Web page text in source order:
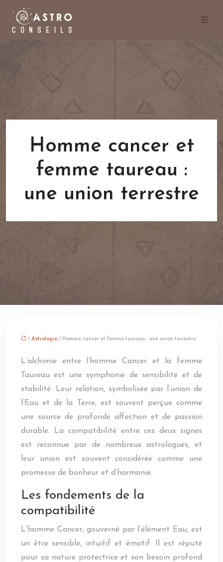
Homme cancer et
femme taureau :
une union terrestre
/ Astrologie / Homme cancer et femme taureau : une union terrestre
L’alchimie entre l’homme Cancer et la femme
Taureau est une symphonie de sensibilité et de
stabilité. Leur relation, symbolisée par l’union de
l’Eau et de la Terre, est souvent perçue comme
une source de profonde affection et de passion
durable. La compatibilité entre ces deux signes
est reconnue par de nombreux astrologues, et
leur union est souvent considérée comme une
promesse de bonheur et d’harmonie.
Les fondements de la
compatibilité
L’homme Cancer, gouverné par l’élément Eau, est
un être sensible, intuitif et émotif. Il est réputé
pour sa nature protectrice et son besoin profond